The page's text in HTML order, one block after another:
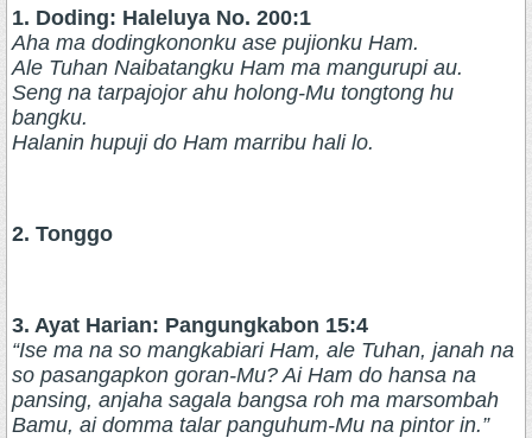
1. Doding: Haleluya No. 200:1
Aha ma dodingkononku ase pujionku Ham.
Ale Tuhan Naibatangku Ham ma mangurupi au.
Seng na tarpajojor ahu holong-Mu tongtong hu
bangku.
Halanin hupuji do Ham marribu hali lo.
2. Tonggo
3. Ayat Harian: Pangungkabon 15:4
“Ise ma na so mangkabiari Ham, ale Tuhan, janah na
so pasangapkon goran-Mu? Ai Ham do hansa na
pansing, anjaha sagala bangsa roh ma marsombah
Bamu, ai domma talar panguhum-Mu na pintor in.”